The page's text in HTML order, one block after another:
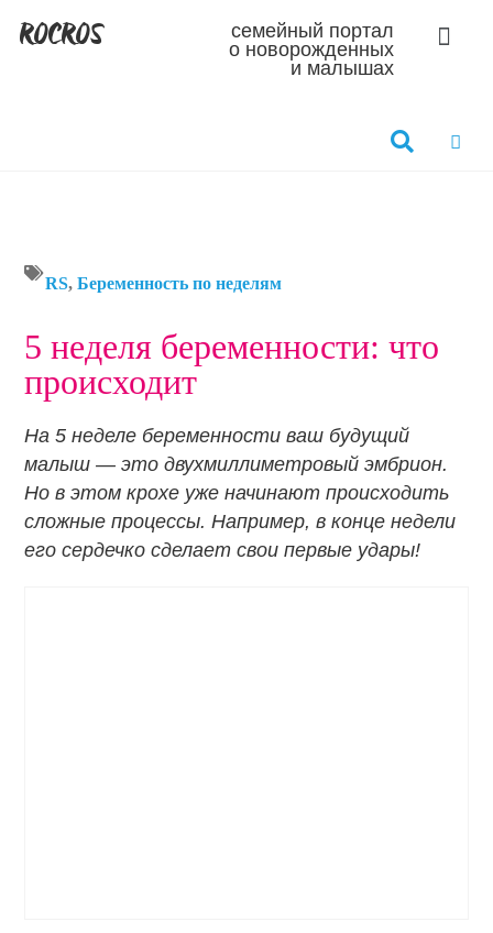
ROCROS
семейный портал
о новорожденных
и малышах
RS,Беременность по неделям
5 неделя беременности: что
происходит
На 5 неделе беременности ваш будущий
малыш — это двухмиллиметровый эмбрион.
Но в этом крохе уже начинают происходить
сложные процессы. Например, в конце недели
его сердечко сделает свои первые удары!